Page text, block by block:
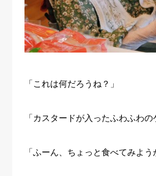
「これは何だろうね？」
「カスタードが入ったふわふわの
「ふーん、ちょっと食べてみよう